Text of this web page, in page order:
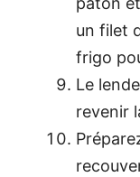
un filet
frigo
Le
revenir